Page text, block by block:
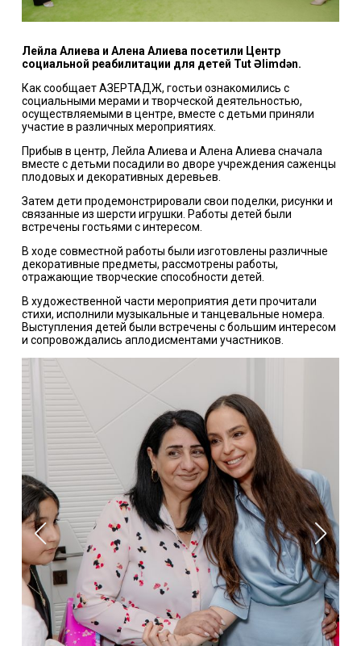
Лейла Алиева и Алена Алиева посетили Центр
социальной реабилитации для детей Tut Əlimdən.
Как сообщает АЗЕРТАДЖ, гостьи ознакомились с
социальными мерами и творческой деятельностью,
осуществляемыми в центре, вместе с детьми приняли
участие в различных мероприятиях.
Прибыв в центр, Лейла Алиева и Алена Алиева сначала
вместе с детьми посадили во дворе учреждения саженцы
плодовых и декоративных деревьев.
Затем дети продемонстрировали свои поделки, рисунки и
связанные из шерсти игрушки. Работы детей были
встречены гостьями с интересом.
В ходе совместной работы были изготовлены различные
декоративные предметы, рассмотрены работы,
отражающие творческие способности детей.
В художественной части мероприятия дети прочитали
стихи, исполнили музыкальные и танцевальные номера.
Выступления детей были встречены с большим интересом
и сопровождались аплодисментами участников.